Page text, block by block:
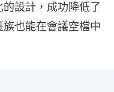
設計，成功降低了
也能在會議空檔中